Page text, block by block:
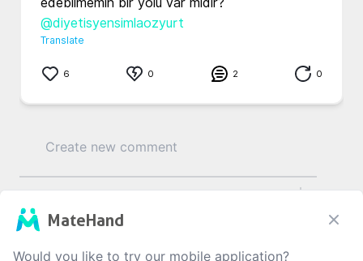
@diyetisyensimlaozyurt
Translate
6 0 2 0
MateHand
Would you like to try our mobile application?